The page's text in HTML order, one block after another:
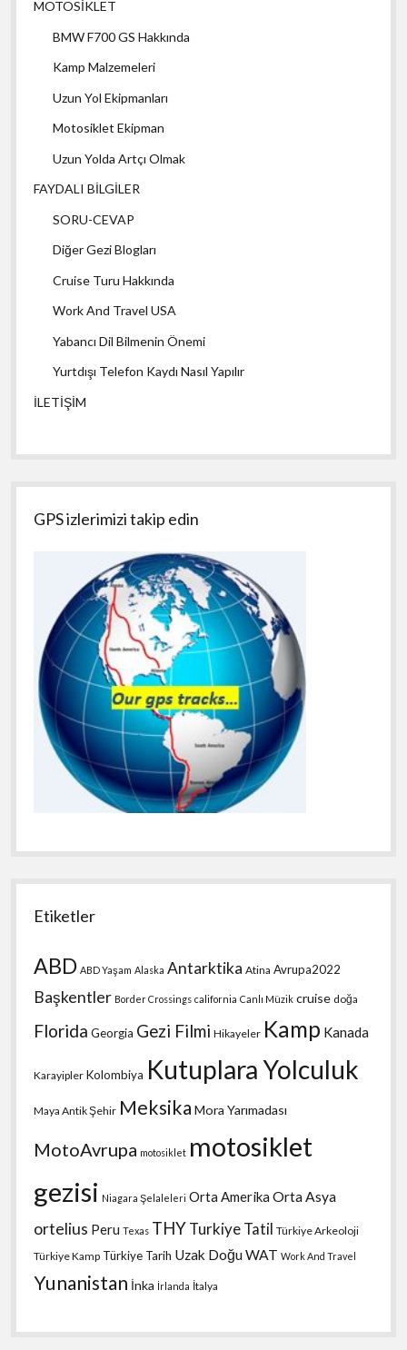
MOTOSİKLET
BMW F700 GS Hakkında
Kamp Malzemeleri
Uzun Yol Ekipmanları
Motosiklet Ekipman
Uzun Yolda Artçı Olmak
FAYDALI BİLGİLER
SORU-CEVAP
Diğer Gezi Blogları
Cruise Turu Hakkında
Work And Travel USA
Yabancı Dil Bilmenin Önemi
Yurtdışı Telefon Kaydı Nasıl Yapılır
İLETİŞİM
GPS izlerimizi takip edin
Etiketler
ABD ABD Yaşam Alaska Antarktika Atina Avrupa2022
Başkentler Border Crossings california Canlı Müzik cruise doğa
Florida Georgia Gezi Filmi Hikayeler Kamp Kanada
Karayipler Kolombiya Kutuplara Yolculuk
Maya Antik Şehir Meksika Mora Yarımadası
MotoAvrupa motosiklet motosiklet
gezisi Niagara Şelaleleri Orta Amerika Orta Asya
ortelius Peru Texas THYTurkiye Tatil Türkiye Arkeoloji
Türkiye Kamp Türkiye Tarih Uzak DoğuWAT Work And Travel
Yunanistan İnka İrlanda İtalya